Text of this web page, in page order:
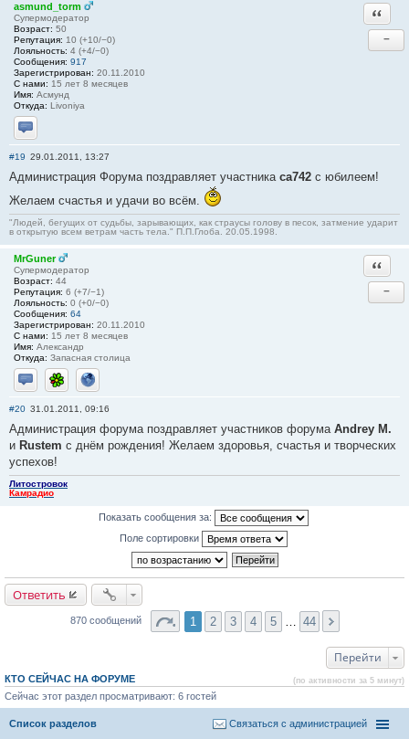
asmund_torm
Супермодератор
Возраст: 50
Репутация: 10 (+10/−0)
Лояльность: 4 (+4/−0)
Сообщения: 917
Зарегистрирован: 20.11.2010
С нами: 15 лет 8 месяцев
Имя: Асмунд
Откуда: Livoniya
Отправить личное сообщение
−
#19 29.01.2011, 13:27
Администрация Форума поздравляет участника ca742 с юбилеем!
Желаем счастья и удачи во всём.
"Людей, бегущих от судьбы, зарывающих, как страусы голову в песок, затмение ударит
в открытую всем ветрам часть тела." П.П.Глоба. 20.05.1998.
MrGuner
Супермодератор
Возраст: 44
Репутация: 6 (+7/−1)
Лояльность: 0 (+0/−0)
Сообщения: 64
Зарегистрирован: 20.11.2010
С нами: 15 лет 8 месяцев
Имя: Александр
Откуда: Запасная столица
Отправить личное сообщение
ICQ Сайт
−
#20 31.01.2011, 09:16
Администрация форума поздравляет участников форума Andrey M.
и Rustem с днём рождения! Желаем здоровья, счастья и творческих
успехов!
Литостровок
Камрадио
Показать сообщения за:
Поле сортировки
Ответить
870 сообщений 1 2 3 4 5 44
Перейти
КТО СЕЙЧАС НА ФОРУМЕ (по активности за 5 минут)
Сейчас этот раздел просматривают: 6 гостей
Список разделов Связаться с администрацией